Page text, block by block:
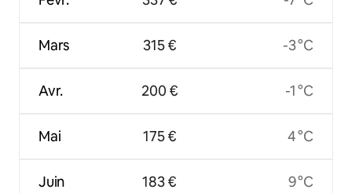
Mars
Avr.
Mai
Juin
315 €
200 €
175 €
183 €
-3 °C
-1 °C
4 °C
9 °C